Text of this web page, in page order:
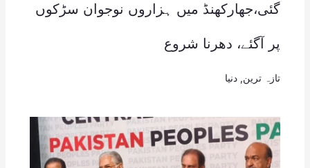
گئی،جھارکھنڈ میں ہزاروں نوجوان سڑکوں
پر آگئے، دھرنا شروع
تازہ ترین دنیا